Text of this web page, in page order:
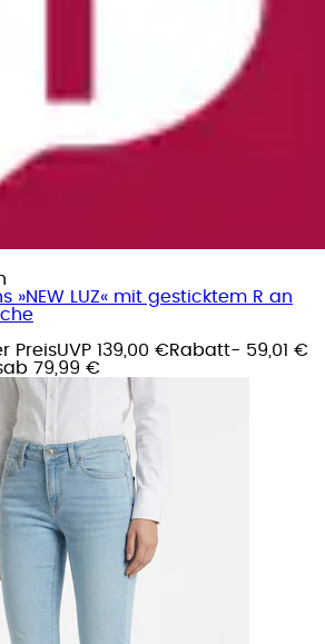
»NEW LUZ« mit gesticktem R an
PreisUVP 139,00 €Rabatt- 59,01 €
ab 79,99 €